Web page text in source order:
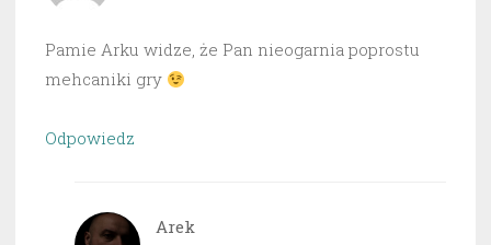
Pamie Arku widze, że Pan nieogarnia poprostu
mehcaniki gry
Odpowiedz
Arek